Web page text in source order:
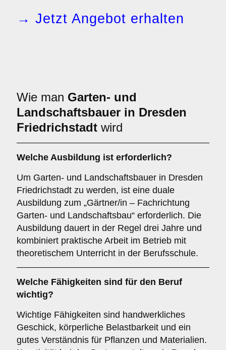
→ Jetzt Angebot erhalten
Wie man Garten- und
Landschaftsbauer in Dresden
Friedrichstadt wird
Welche Ausbildung ist erforderlich?
Um Garten- und Landschaftsbauer in Dresden
Friedrichstadt zu werden, ist eine duale
Ausbildung zum „Gärtner/in – Fachrichtung
Garten- und Landschaftsbau“ erforderlich. Die
Ausbildung dauert in der Regel drei Jahre und
kombiniert praktische Arbeit im Betrieb mit
theoretischem Unterricht in der Berufsschule.
Welche Fähigkeiten sind für den Beruf
wichtig?
Wichtige Fähigkeiten sind handwerkliches
Geschick, körperliche Belastbarkeit und ein
gutes Verständnis für Pflanzen und Materialien.